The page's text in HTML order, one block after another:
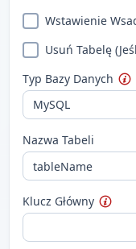
Wstawienie
Usuń Tabelę
Typ Bazy Danych
Nazwa Tabeli
Klucz Główny